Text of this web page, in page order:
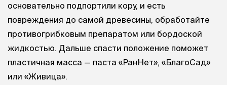
основательно подпортили кору, и есть
повреждения до самой древесины, обработайте
противогрибковым препаратом или бордоской
жидкостью. Дальше спасти положение поможет
пластичная масса — паста «РанНет», «БлагоСад»
или «Живица».